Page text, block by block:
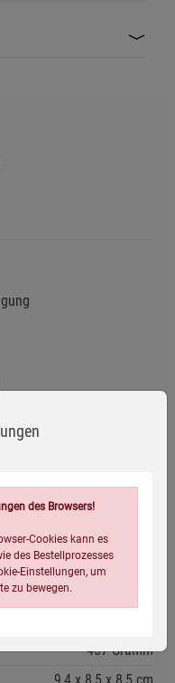
4260042260084
457 Gramm
des Browsers!
Cookies kann es
des Bestellprozesses
Einstellungen, um
zu bewegen.